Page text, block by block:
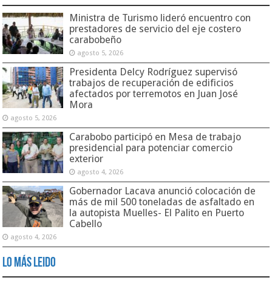
Ministra de Turismo lideró encuentro con
prestadores de servicio del eje costero
carabobeño
agosto 5, 2026
Presidenta Delcy Rodríguez supervisó
trabajos de recuperación de edificios
afectados por terremotos en Juan José
Mora
agosto 5, 2026
Carabobo participó en Mesa de trabajo
presidencial para potenciar comercio
exterior
agosto 4, 2026
Gobernador Lacava anunció colocación de
más de mil 500 toneladas de asfaltado en
la autopista Muelles- El Palito en Puerto
Cabello
agosto 4, 2026
Lo Más Leido